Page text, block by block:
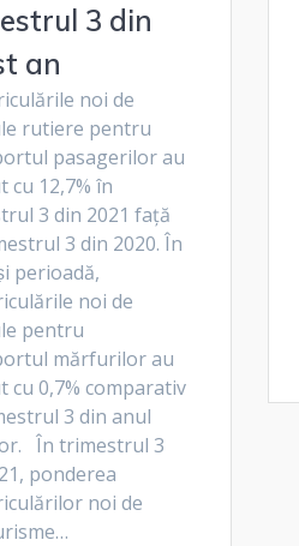
3 din
an
noi de
rutiere pentru
pasagerilor au
cu 12,7% în
3 din 2021 faţă
3 din 2020. În
perioadă,
noi de
pentru
mărfurilor au
cu 0,7% comparativ
3 din anul
În trimestrul 3
ponderea
noi de